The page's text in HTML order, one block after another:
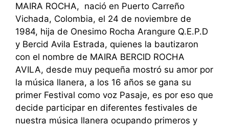
MAIRA ROCHA, nació en Puerto Carreño
Vichada, Colombia, el 24 de noviembre de
1984, hija de Onesimo Rocha Arangure Q.E.P.D
y Bercid Avila Estrada, quienes la bautizaron
con el nombre de MAIRA BERCID ROCHA
AVILA, desde muy pequeña mostró su amor por
la música llanera, a los 16 años se gana su
primer Festival como voz Pasaje, es por eso que
decide participar en diferentes festivales de
nuestra música llanera ocupando primeros y